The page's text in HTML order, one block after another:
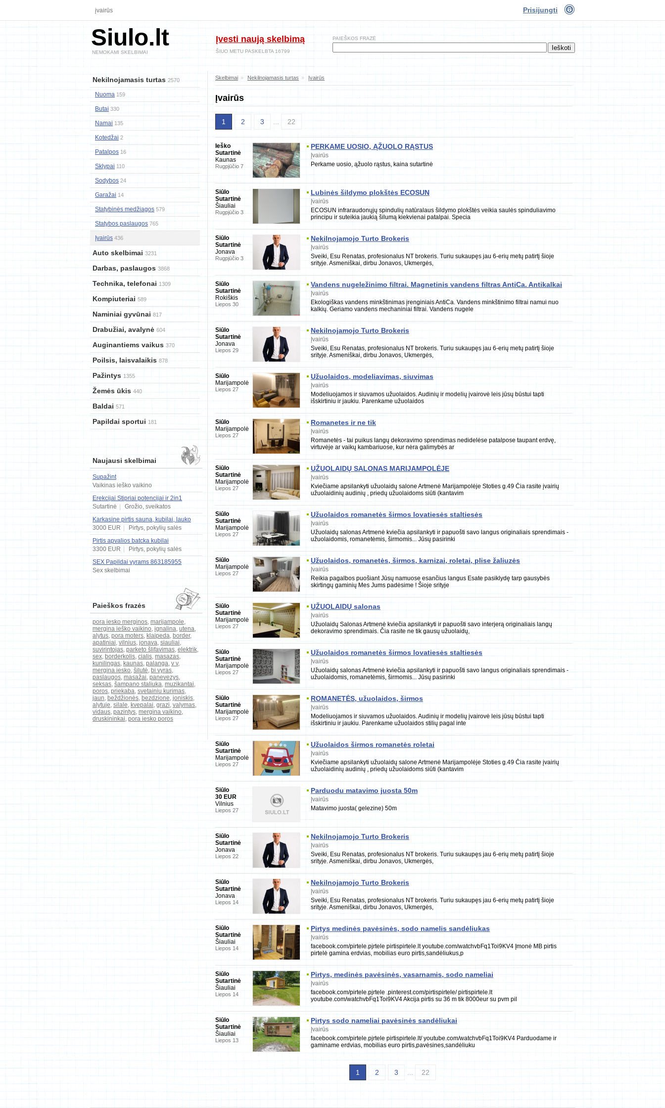
įvairūs Prisijungti
Siulo.lt
NEMOKAMI SKELBIMAI
Įvesti naują skelbimą
ŠIUO METU PASKELBTA 16799
PAIEŠKOS FRAZĖ
Nekilnojamasis turtas 2570
Nuoma 159
Butai 330
Namai 135
Kotedžai 2
Patalpos 16
Sklypai 110
Sodybos 24
Garažai 14
Statybinės medžiagos 579
Statybos paslaugos 765
Įvairūs 436
Auto skelbimai 3231
Darbas, paslaugos 3868
Technika, telefonai 1309
Kompiuteriai 589
Naminiai gyvūnai 817
Drabužiai, avalynė 604
Auginantiems vaikus 370
Poilsis, laisvalaikis 878
Pažintys 1355
Žemės ūkis 440
Baldai 571
Papildai sportui 181
Naujausi skelbimai
Supažint
Vaikinas ieško vaikino
Erekcijai Stipriai potencijai ir 2in1
Vyrams 065348595
Sutartinė
Grožio, sveikatos
paslaugos
Karkasine pirtis sauna, kubilai, lauko
kubilai
3000 EUR
Pirtys, pokylių salės
Pirtis apvalios batcka kubilai
3300 EUR
Pirtys, pokylių salės
SEX Papildai vyrams 863185955
Vilnius
Sex skelbimai
Paieškos frazės
pora iesko merginos, marijampole,
mergina ieško vaikino, ignalina, utena,
alytus, pora moters, klaipeda, border,
apatiniai, vilnius, jonava, siauliai,
suvirintojas, parketo šlifavimas, elektrik,
sex, borderkolis, cialis, masazas,
kunilingas, kaunas, palanga, v v,
mergina iesko, šilutė, bi vyras,
paslaugos, masažai, panevezys,
seksas, šampano staliuka, muzikantai,
poros, priekaba, svetainiu kurimas,
jaun, beždžionės, bezdzione, joniskis,
alytuje, silale, kvepalai, grazi, valymas,
vidaus, pazintys, mergina vaikino,
druskininkai, pora iesko poros
Skelbimai » Nekilnojamasis turtas » Įvairūs
Įvairūs
1 2 3 22
Ieško
Sutartinė
Kaunas
Rugpjūčio 7
PERKAME UOSIO, ĄŽUOLO RĄSTUS
Įvairūs
Perkame uosio, ąžuolo rąstus, kaina sutartinė
Siūlo
Sutartinė
Šiauliai
Rugpjūčio 3
Lubinės šildymo plokštės ECOSUN
Įvairūs
ECOSUN infraraudonųjų spindulių natūralaus šildymo plokštės veikia saulės spinduliavimo
principu ir suteikia jaukią šilumą kiekvienai patalpai. Specia
Siūlo
Sutartinė
Jonava
Rugpjūčio 3
Nekilnojamojo Turto Brokeris
Įvairūs
Sveiki, Esu Renatas, profesionalus NT brokeris. Turiu sukaupęs jau 6-erių metų patirtį šioje
srityje. Asmeniškai, dirbu Jonavos, Ukmergės,
Siūlo
Sutartinė
Rokiškis
Liepos 30
Vandens nugeležinimo filtrai. Magnetinis vandens filtras AntiCa. Antikalkai
kaina
Įvairūs
Ekologiškas vandens minkštinimas įrenginiais AntiCa. Vandens minkštinimo filtrai namui nuo
kalkių. Geriamo vandens mechaniniai filtrai. Vandens nugele
Siūlo
Sutartinė
Jonava
Liepos 29
Nekilnojamojo Turto Brokeris
Įvairūs
Sveiki, Esu Renatas, profesionalus NT brokeris. Turiu sukaupęs jau 6-erių metų patirtį šioje
srityje. Asmeniškai, dirbu Jonavos, Ukmergės,
Siūlo
Marijampolė
Liepos 27
Užuolaidos, modeliavimas, siuvimas
Įvairūs
Modeliuojamos ir siuvamos užuolaidos. Audinių ir modelių įvairovė leis jūsų būstui tapti
išskirtiniu ir jaukiu. Parenkame užuolaidos
Siūlo
Marijampolė
Liepos 27
Romanetes ir ne tik
Įvairūs
Romanetės - tai puikus langų dekoravimo sprendimas nedidelėse patalpose taupant erdvę,
virtuvėje ar vaikų kambariuose, kur nėra galimybės ar
Siūlo
Sutartinė
Marijampolė
Liepos 27
UŽUOLAIDŲ SALONAS MARIJAMPOLĖJE
Įvairūs
Kviečiame apsilankyti užuolaidų salone Artmenė Marijampolėje Stoties g.49 Čia rasite įvairių
užuolaidinių audinių , priedų užuolaidoms siūti (kantavim
Siūlo
Sutartinė
Marijampolė
Liepos 27
Užuolaidos romanetės širmos lovatiesės staltiesės
Įvairūs
Užuolaidų salonas Artmenė kviečia apsilankyti ir papuošti savo langus originaliais sprendimais -
užuolaidomis, romanetėmis, širmomis... Jūsų pasirinki
Siūlo
Marijampolė
Liepos 27
Užuolaidos, romanetės, širmos, karnizai, roletai, plise žaliuzės
Įvairūs
Reikia pagalbos puošiant Jūsų namuose esančius langus Esate pasiklydę tarp gausybės
skirtingų gaminių Mes Jums padėsime ! Šioje srityje
Siūlo
Sutartinė
Marijampolė
Liepos 27
UŽUOLAIDŲ salonas
Įvairūs
Užuolaidų Salonas Artmenė kviečia apsilankyti ir papuošti savo interjerą originaliais langų
dekoravimo sprendimais. Čia rasite ne tik gausų užuolaidų,
Siūlo
Sutartinė
Marijampolė
Liepos 27
Užuolaidos romanetės širmos lovatiesės staltiesės
Įvairūs
Užuolaidų salonas Artmenė kviečia apsilankyti ir papuošti savo langus originaliais sprendimais -
užuolaidomis, romanetėmis, širmomis... Jūsų pasirinki
Siūlo
Sutartinė
Marijampolė
Liepos 27
ROMANETĖS, užuolaidos, širmos
Įvairūs
Modeliuojamos ir siuvamos užuolaidos. Audinių ir modelių įvairovė leis jūsų būstui tapti
išskirtiniu ir jaukiu. Parenkame užuolaidos stilių pagal inte
Siūlo
Sutartinė
Marijampolė
Liepos 27
Užuolaidos širmos romanetės roletai
Įvairūs
Kviečiame apsilankyti užuolaidų salone Artmenė Marijampolėje Stoties g.49 Čia rasite įvairių
užuolaidinių audinių , priedų užuolaidoms siūti (kantavim
Siūlo
30 EUR
Vilnius
Liepos 27
Parduodu matavimo juosta 50m
Įvairūs
Matavimo juosta( gelezine) 50m
Siūlo
Sutartinė
Jonava
Liepos 22
Nekilnojamojo Turto Brokeris
Įvairūs
Sveiki, Esu Renatas, profesionalus NT brokeris. Turiu sukaupęs jau 6-erių metų patirtį šioje
srityje. Asmeniškai, dirbu Jonavos, Ukmergės,
Siūlo
Sutartinė
Jonava
Liepos 14
Nekilnojamojo Turto Brokeris
Įvairūs
Sveiki, Esu Renatas, profesionalus NT brokeris. Turiu sukaupęs jau 6-erių metų patirtį šioje
srityje. Asmeniškai, dirbu Jonavos, Ukmergės,
Siūlo
Sutartinė
Šiauliai
Liepos 14
Pirtys medinės pavėsinės, sodo namelis sandėliukas
Įvairūs
facebook.com/pirtele.pjrtele pirtispirtele.lt youtube.com/watchvbFq1Toi9KV4 Įmonė MB pirtis
pirtelė gamina erdvias, mobilias euro pirtis,sandėliukus,p
Siūlo
Sutartinė
Šiauliai
Liepos 14
Pirtys, medinės pavėsinės, vasarnamis, sodo nameliai
Įvairūs
facebook.com/pirtele.pjrtele .pinterest.com/pirtispirtele/ pirtispirtele.lt
youtube.com/watchvbFq1Toi9KV4 Akcija pirtis su 36 m tik 8000eur su pvm pil
Siūlo
Sutartinė
Šiauliai
Liepos 13
Pirtys sodo nameliai pavėsinės sandėliukai
Įvairūs
facebook.com/pirtele.pjrtele pirtispirtele.lt/ youtube.com/watchvbFq1Toi9KV4 Parduodame ir
gaminame erdvias, mobilias euro pirtis,pavėsines,sandėliuku
1 2 3 22